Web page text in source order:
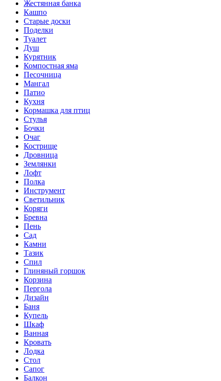
Жестянная банка
Кашпо
Старые доски
Поделки
Туалет
Душ
Курятник
Компостная яма
Песочница
Мангал
Патио
Кухня
Кормашка для птиц
Стулья
Бочки
Очаг
Кострище
Дровница
Землянки
Лофт
Полка
Инструмент
Светильник
Коряги
Бревна
Пень
Сад
Камни
Тазик
Спил
Глиняный горшок
Корзина
Пергола
Дизайн
Баня
Купель
Шкаф
Ванная
Кровать
Лодка
Стол
Сапог
Балкон